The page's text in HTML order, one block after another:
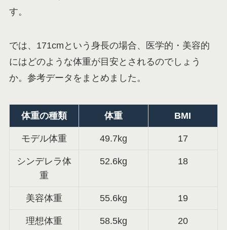
す。
では、171cmという身長の場合、医学的・美容的
にはどのような体重が目安とされるのでしょう
か。参考データをまとめました。
体重の種類 体重 BMI
モデル体重 49.7kg 17
シンデレラ体
重
52.6kg 18
美容体重 55.6kg 19
理想体重 58.5kg 20